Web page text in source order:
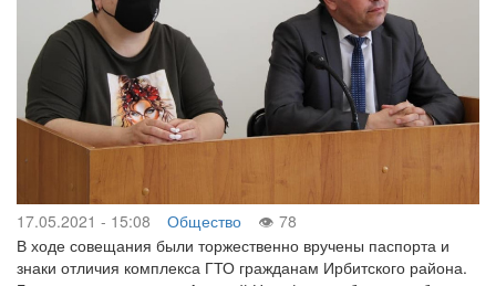
17.05.2021 - 15:08 Общество
78
В ходе совещания были торжественно вручены паспорта и
знаки отличия комплекса ГТО гражданам Ирбитского района.